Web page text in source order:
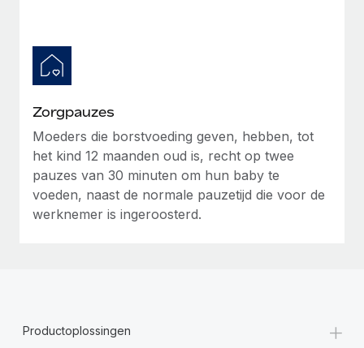
Zorgpauzes
Moeders die borstvoeding geven, hebben, tot
het kind 12 maanden oud is, recht op twee
pauzes van 30 minuten om hun baby te
voeden, naast de normale pauzetijd die voor de
werknemer is ingeroosterd.
Productoplossingen +